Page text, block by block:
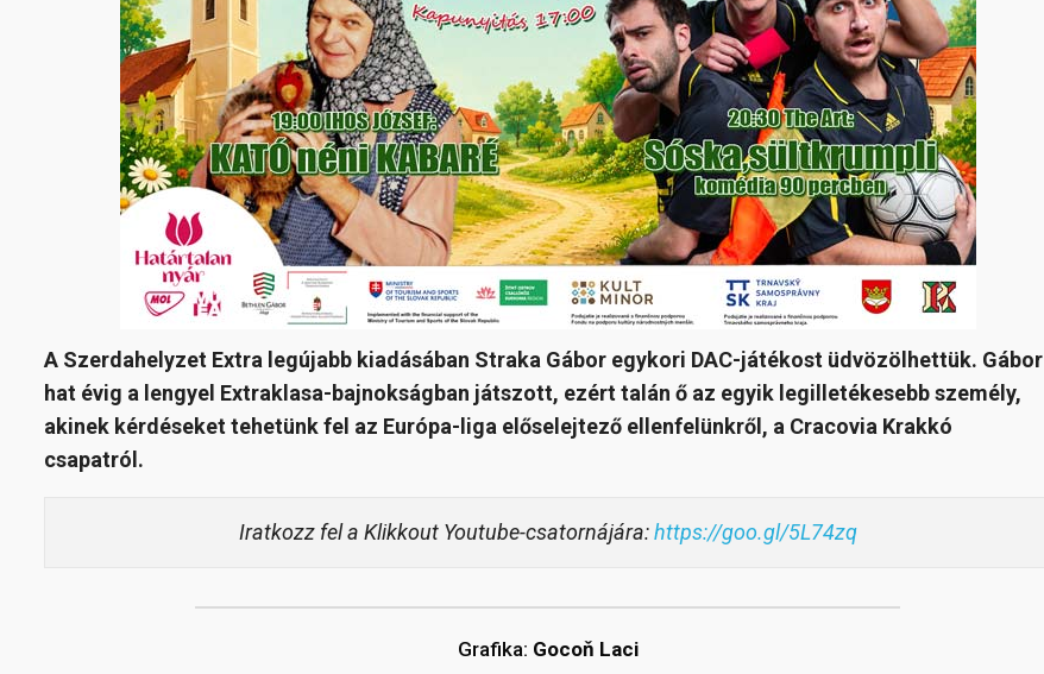
A Szerdahelyzet Extra legújabb kiadásában Straka Gábor egykori DAC-játékost üdvözölhettük. Gábor
hat évig a lengyel Extraklasa-bajnokságban játszott, ezért talán ő az egyik legilletékesebb személy,
akinek kérdéseket tehetünk fel az Európa-liga előselejtező ellenfelünkről, a Cracovia Krakkó
csapatról.
Iratkozz fel a Klikkout Youtube-csatornájára:https://goo.gl/5L74zq
Grafika: Gocoň Laci